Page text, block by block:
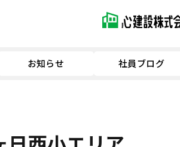
お知らせ 社員ブログ